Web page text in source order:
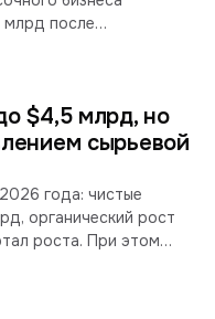
млрд после
от сделки — €5,6
реструктуризации: с
примерно на 7 000
с 1954 года — ниже 30
$4,5 млрд, но
сырьевой
года: чистые
органический рост
роста. При этом
$439 млн, а маржа